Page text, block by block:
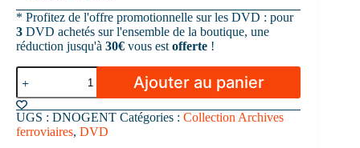
* Profitez de l'offre promotionnelle sur les DVD : pour
3 DVD achetés sur l'ensemble de la boutique, une
réduction jusqu'à 30€ vous est offerte !
quantité
de
DVD
Les
derniers
panaches
Ajouter au panier
UGS : DNOGENT Catégories : Collection Archives
ferroviaires, DVD